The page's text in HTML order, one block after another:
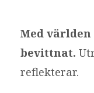
Med
bevittnat.
reflekterar.